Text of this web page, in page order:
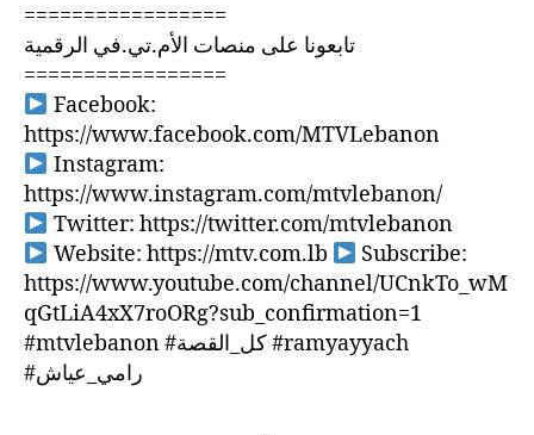
=================
تابعونا على منصات الأم.تي.في الرقمية
=================
Facebook:
https://www.facebook.com/MTVLebanon
Instagram:
https://www.instagram.com/mtvlebanon/
Twitter: https://twitter.com/mtvlebanon
Website: https://mtv.com.lb
Subscribe:
https://www.youtube.com/channel/UCnkTo_wM
qGtLiA4xX7roORg?sub_confirmation=1
#mtvlebanon #كل_القصة #ramyayyach
#رامي_عياش